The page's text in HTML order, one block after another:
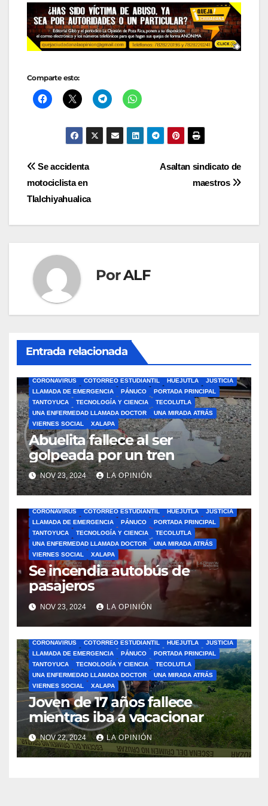
Comparte esto:
Navegación
de
entradas
Asaltan sindicato de
maestros
Se accidenta
motociclista en
Tlalchiyahualica
PorALF
Entrada relacionada
CORONAVIRUS
COTORREO ESTUDIANTIL HUEJUTLA
JUSTICIA
LLAMADA DE EMERGENCIA
PÁNUCO
PORTADA PRINCIPAL
TANTOYUCA
TECNOLOGÍA Y CIENCIA
TECOLUTLA
UNA ENFERMEDAD LLAMADA DOCTOR
UNA MIRADA ATRÁS
VIERNES SOCIAL
XALAPA
Abuelita fallece al ser
golpeada por un tren
NOV 23, 2024 LA OPINIÓN
CORONAVIRUS
COTORREO ESTUDIANTIL HUEJUTLA
JUSTICIA
LLAMADA DE EMERGENCIA
PÁNUCO
PORTADA PRINCIPAL
TANTOYUCA
TECNOLOGÍA Y CIENCIA
TECOLUTLA
UNA ENFERMEDAD LLAMADA DOCTOR
UNA MIRADA ATRÁS
VIERNES SOCIAL
XALAPA
Se incendia autobús de
pasajeros
NOV 23, 2024 LA OPINIÓN
CORONAVIRUS
COTORREO ESTUDIANTIL HUEJUTLA
JUSTICIA
LLAMADA DE EMERGENCIA
PÁNUCO
PORTADA PRINCIPAL
TANTOYUCA
TECNOLOGÍA Y CIENCIA
TECOLUTLA
UNA ENFERMEDAD LLAMADA DOCTOR
UNA MIRADA ATRÁS
VIERNES SOCIAL
XALAPA
Joven de 17 años fallece
mientras iba a vacacionar
NOV 22, 2024 LA OPINIÓN